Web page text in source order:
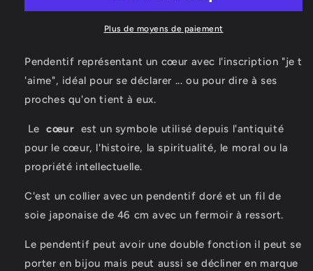
Plus de moyens de paiement
Pendentif représentant un cœur avec l'inscription "je t
'aime", idéal pour se déclarer ... ou pour dire à ses
proches qu'on tient à eux.
Lecœur est un symbole utilisé depuis l'antiquité
pour le cœur, l'histoire, la spiritualité, le moral ou la
propriété intellectuelle.
C'est un collier avec un pendentif doré et un fil de
soie japonaise de 46 cm avec un fermoir à ressort.
Le pendentif peut avoir une double fonction il peut se
porter en bijou mais peut aussi se décliner en marque